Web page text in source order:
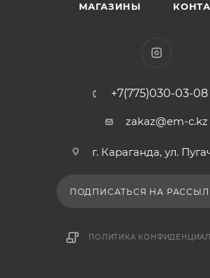
МАГАЗИНЫ
+7(775)030-03-08
zakaz@em-c.kz
г. Караганда, ул.
ПОДПИСАТЬСЯ НА
ПОЛИТИКА